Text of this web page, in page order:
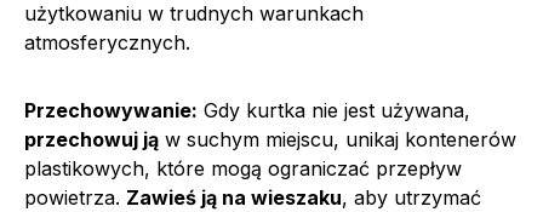
użytkowaniu w trudnych warunkach
atmosferycznych.
Przechowywanie: Gdy kurtka nie jest używana,
przechowuj ją w suchym miejscu, unikaj kontenerów
plastikowych, które mogą ograniczać przepływ
powietrza. Zawieś ją na wieszaku, aby utrzymać